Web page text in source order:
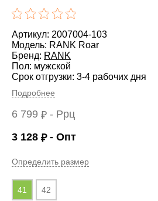
Артикул: 2007004-103
Модель: RANK Roar
Бренд: RANK
Пол: мужской
Срок отгрузки: 3-4 рабочих дня
Подробнее
6 799 ₽ - Ррц
3 128 ₽- Опт
Определить размер
41 42